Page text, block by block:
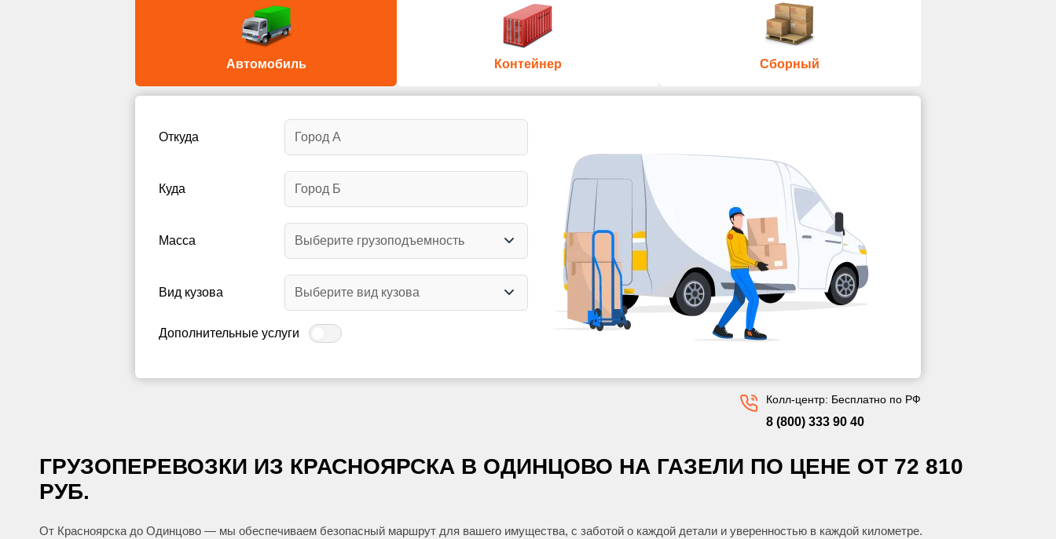
Автомобиль Контейнер Сборный
Откуда
Куда
Масса
Вид кузова
Дополнительные услуги
Колл-центр: Бесплатно по РФ
8 (800) 333 90 40
ГРУЗОПЕРЕВОЗКИ ИЗ КРАСНОЯРСКА В ОДИНЦОВО НА ГАЗЕЛИ ПО ЦЕНЕ ОТ 72 810
РУБ.
От Красноярска до Одинцово — мы обеспечиваем безопасный маршрут для вашего имущества, с заботой о каждой детали и уверенностью в каждой километре.